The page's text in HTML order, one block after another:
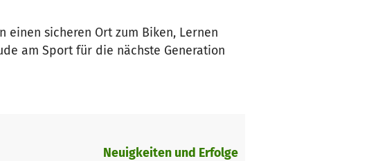
einen sicheren Ort zum Biken, Lernen
am Sport für die nächste Generation
Neuigkeiten und Erfolge